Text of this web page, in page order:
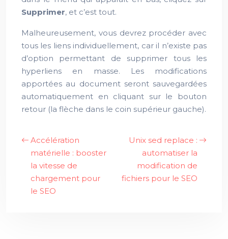
Supprimer, et c’est tout.
Malheureusement, vous devrez procéder avec
tous les liens individuellement, car il n’existe pas
d’option permettant de supprimer tous les
hyperliens en masse. Les modifications
apportées au document seront sauvegardées
automatiquement en cliquant sur le bouton
retour (la flèche dans le coin supérieur gauche).
Accélération
matérielle : booster
la vitesse de
chargement pour
le SEO
Unix sed replace :
automatiser la
modification de
fichiers pour le SEO